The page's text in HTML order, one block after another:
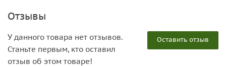
Отзывы
Оставить отзыв
У данного товара нет отзывов.
Станьте первым, кто оставил
отзыв об этом товаре!